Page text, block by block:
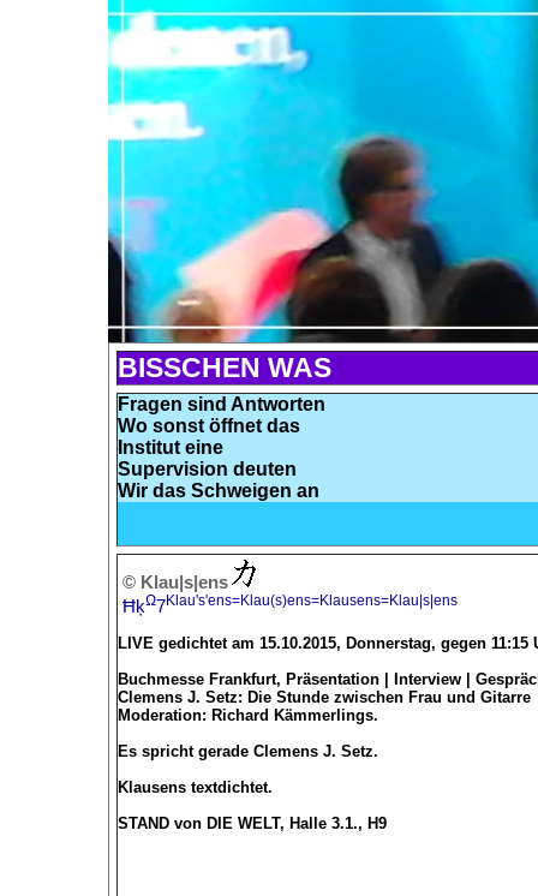
BISSCHEN WAS
Fragen sind Antworten
Wo sonst öffnet das
Institut eine
Supervision deuten
Wir das Schweigen an
© Klau|s|ens
ĦķΩ7Klau's'ens=Klau(s)ens=Klausens=Klau|s|ens
LIVE gedichtet am 15.10.2015, Donnerstag, gegen 11:15
Buchmesse Frankfurt, Präsentation | Interview |
Clemens J. Setz: Die Stunde zwischen Frau und Gitarre
Moderation: Richard Kämmerlings.
Es spricht gerade Clemens J. Setz.
Klausens textdichtet.
STAND von DIE WELT, Halle 3.1., H9